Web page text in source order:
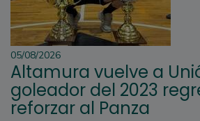
05/08/2026
Altamura vuelve a
goleador del 2023
reforzar al Panza